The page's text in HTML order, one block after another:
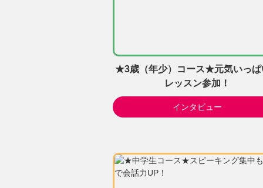
★3歳（年少）コース★元気いっぱ
レッスン参加！
インタビュー